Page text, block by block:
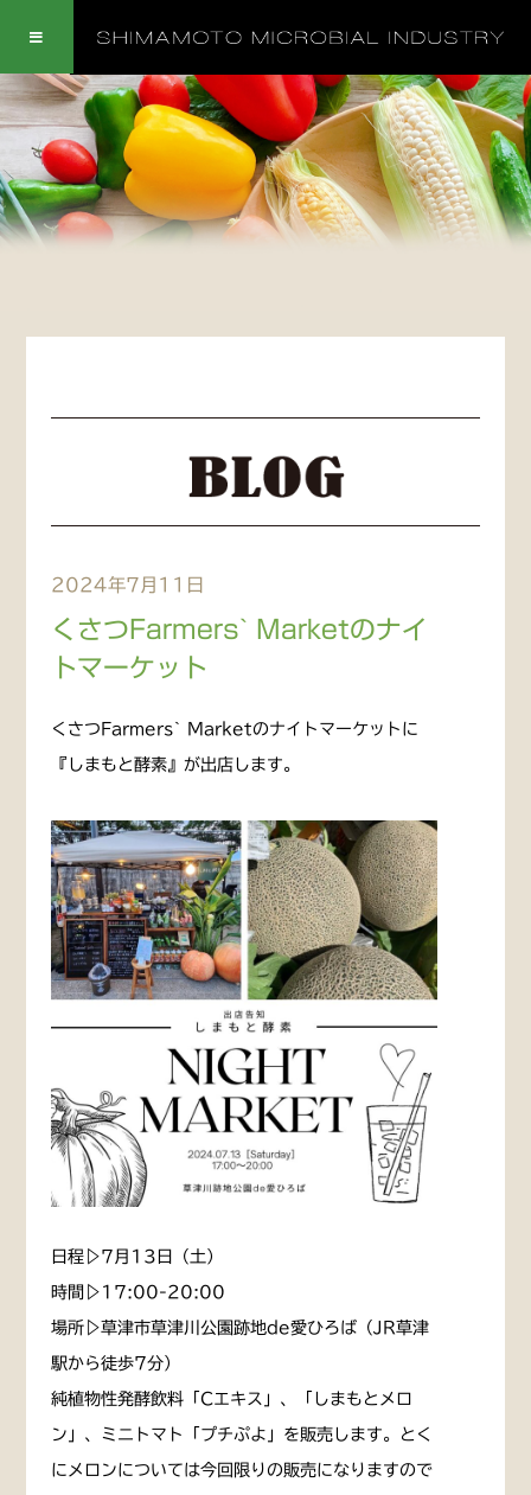
2024年7月11日
くさつFarmers` Marketのナイ
トマーケット
くさつFarmers` Marketのナイトマーケットに
『しまもと酵素』が出店します。
日程▷7月13日（土）
時間▷17:00-20:00
場所▷草津市草津川公園跡地de愛ひろば（JR草津
駅から徒歩7分）
純植物性発酵飲料「Cエキス」、「しまもとメロ
ン」、ミニトマト「プチぷよ」を販売します。とく
にメロンについては今回限りの販売になりますので